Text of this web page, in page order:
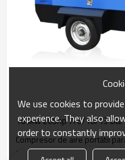
Compresor de aire portátil
aire portátiles son ideales
We use cookies to
experience. They also
order to constantly